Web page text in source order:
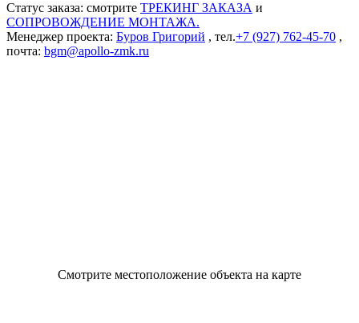
Статус заказа: смотрите ТРЕКИНГ ЗАКАЗА и
СОПРОВОЖДЕНИЕ МОНТАЖА.
Менеджер проекта: Буров Григорий , тел.+7 (927) 762-45-70 ,
почта: bgm@apollo-zmk.ru
Смотрите местоположение объекта на карте